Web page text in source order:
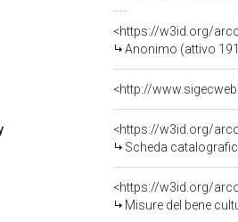
<https://w3id.org/
Anonimo (attivo
<https://w3id.org/
Scheda
<https://w3id.org/
Misure del bene